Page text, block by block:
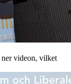
ner videon, vilket